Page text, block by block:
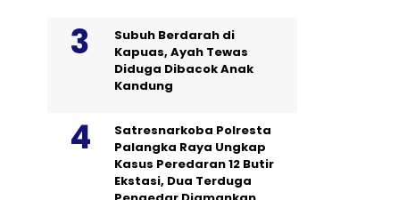
Subuh Berdarah di
Kapuas, Ayah Tewas
Diduga Dibacok Anak
Kandung
Satresnarkoba Polresta
Palangka Raya Ungkap
Kasus Peredaran 12 Butir
Ekstasi, Dua Terduga